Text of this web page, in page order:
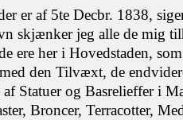
er af 5te Decbr. 1838,
skjænker jeg alle de mig
ere her i Hovedstaden,
den Tilvæxt, de
af Statuer og Basrelieffer i
Broncer, Terracotter,